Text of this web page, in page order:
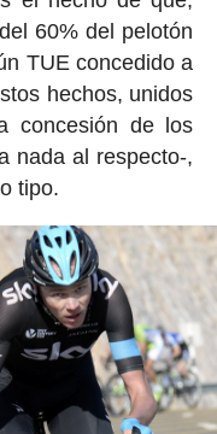
60% del pelotón
TUE concedido a
hechos, unidos
concesión de los
nada al respecto-,
tipo.